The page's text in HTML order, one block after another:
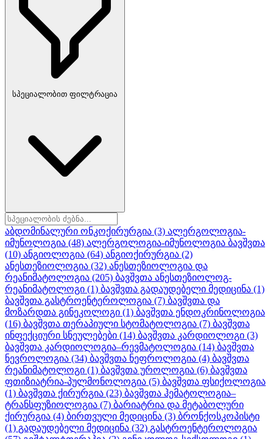
სპეციალობით ფილტრაცია
აბდომინალური ონკოქირურგია (3) ალერგოლოგია-
იმუნოლოგია (48) ალერგოლოგია-იმუნოლოგია ბავშვთა
(10) ანგიოლოგია (64) ანგიოქირურგია (2)
ანესთეზიოლოგია (32) ანესთეზიოლოგია და
რეანიმატოლოგია (205) ბავშვთა ანესთეზიოლოგ-
რეანიმატოლოგი (1) ბავშვთა გადაუდებელი მედიცინა (1)
ბავშვთა გასტროენტეროლოგია (7) ბავშვთა და
მოზარდთა გინეკოლოგი (1) ბავშვთა ენდოკრინოლოგია
(16) ბავშვთა თერაპიული სტომატოლოგია (7) ბავშვთა
ინფექციური სნეულებები (14) ბავშვთა კარდიოლოგი (3)
ბავშვთა კარდიოლოგია–რევმატოლოგია (14) ბავშვთა
ნევროლოგია (34) ბავშვთა ნეფროლოგია (4) ბავშვთა
რეანიმატოლოგი (1) ბავშვთა უროლოგია (6) ბავშვთა
ფთიზიატრია-პულმონოლოგია (5) ბავშვთა ფსიქოლოგია
(1) ბავშვთა ქირურგია (23) ბავშვთა ჰემატოლოგია–
ტრანსფუზიოლოგია (7) ბარიატრია და მეტაბოლური
ქირურგია (4) ბირთვული მედიცინა (3) ბრონქოსკოპისტი
(1) გადაუდებელი მედიცინა (32) გასტროენტეროლოგია